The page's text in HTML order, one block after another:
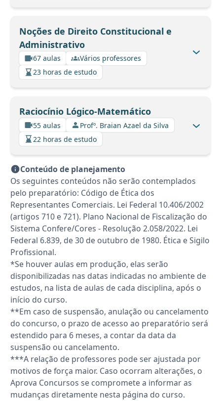
Noções de Direito Constitucional e
Administrativo
67 aulas
Vários professores
23 horas de estudo
Raciocínio Lógico-Matemático
55 aulas
Profº. Braian Azael da Silva
22 horas de estudo
Conteúdo de planejamento
Os seguintes conteúdos não serão contemplados
pelo preparatório: Código de Ética dos
Representantes Comerciais. Lei Federal 10.406/2002
(artigos 710 e 721). Plano Nacional de Fiscalização do
Sistema Confere/Cores - Resolução 2.058/2022. Lei
Federal 6.839, de 30 de outubro de 1980. Ética e Sigilo
Profissional.
*Se houver aulas em produção, elas serão
disponibilizadas nas datas indicadas no ambiente de
estudos, na lista de aulas de cada disciplina, após o
início do curso.
**Em caso de suspensão, anulação ou cancelamento
do concurso, o prazo de acesso ao preparatório será
estendido para 6 meses, a contar da data da
suspensão ou cancelamento.
***A relação de professores pode ser ajustada por
motivos de força maior. Caso ocorram alterações, o
Aprova Concursos se compromete a informar as
mudanças diretamente nesta página do curso.